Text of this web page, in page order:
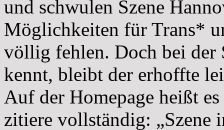
und schwulen Szene
Möglichkeiten für Trans*
völlig fehlen. Doch bei der
kennt, bleibt der erhoffte
Auf der Homepage heißt
zitiere vollständig: „Szene